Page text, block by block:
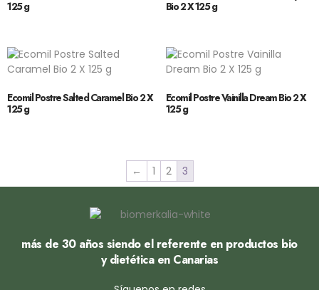
125 g
Bio 2 X 125 g
Ecomil Postre Salted Caramel Bio 2 X
125 g
Ecomil Postre Vainilla Dream Bio 2 X
125 g
← 1 2 3
más de 30 años siendo el referente en productos bio
y dietética en Canarias